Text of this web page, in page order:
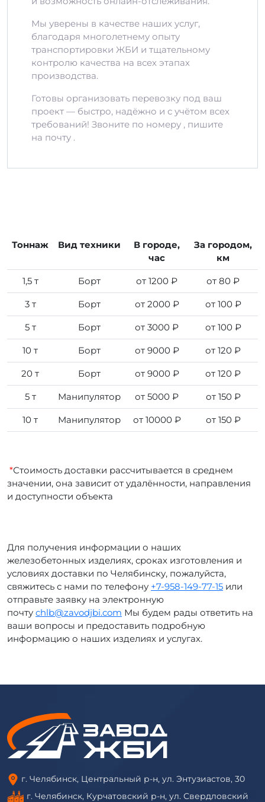
Мы уверены в качестве наших услуг,
благодаря многолетнему опыту
транспортировки ЖБИ и тщательному
контролю качества на всех этапах
производства.
Готовы организовать перевозку под ваш
проект — быстро, надёжно и с учётом всех
требований! Звоните по номеру , пишите
на почту .
Тоннаж Вид техники
В городе,
час
За городом,
км
1,5 т Борт от 1200 ₽ от 80 ₽
3 т Борт от 2000 ₽ от 100 ₽
5 т Борт от 3000 ₽ от 100 ₽
10 т Борт от 9000 ₽ от 120 ₽
20 т Борт от 9000 ₽ от 120 ₽
5 т Манипулятор от 5000 ₽ от 150 ₽
10 т Манипулятор от 10000 ₽ от 150 ₽
*Стоимость доставки рассчитывается в среднем
значении, она зависит от удалённости, направления
и доступности объекта
Для получения информации о наших
железобетонных изделиях, сроках изготовления и
условиях доставки по Челябинску, пожалуйста,
свяжитесь с нами по телефону +7-958-149-77-15 или
отправьте заявку на электронную
почту chlb@zavodjbi.com Мы будем рады ответить на
ваши вопросы и предоставить подробную
информацию о наших изделиях и услугах.
г. Челябинск, Центральный р-н, ул. Энтузиастов, 30
г. Челябинск, Курчатовский р-н, ул. Свердловский